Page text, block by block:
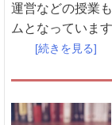
運営などの授業
ムとなっていま
[続きを見る]